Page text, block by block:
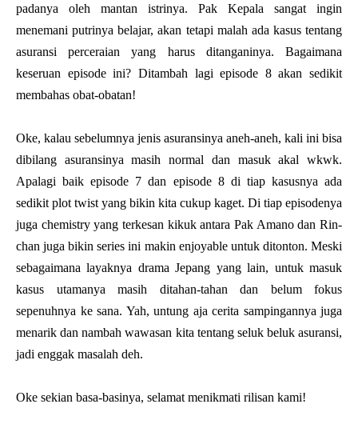
padanya oleh mantan istrinya. Pak Kepala sangat ingin
menemani putrinya belajar, akan tetapi malah ada kasus tentang
asuransi perceraian yang harus ditanganinya. Bagaimana
keseruan episode ini? Ditambah lagi episode 8 akan sedikit
membahas obat-obatan!
Oke, kalau sebelumnya jenis asuransinya aneh-aneh, kali ini bisa
dibilang asuransinya masih normal dan masuk akal wkwk.
Apalagi baik episode 7 dan episode 8 di tiap kasusnya ada
sedikit plot twist yang bikin kita cukup kaget. Di tiap episodenya
juga chemistry yang terkesan kikuk antara Pak Amano dan Rin-
chan juga bikin series ini makin enjoyable untuk ditonton. Meski
sebagaimana layaknya drama Jepang yang lain, untuk masuk
kasus utamanya masih ditahan-tahan dan belum fokus
sepenuhnya ke sana. Yah, untung aja cerita sampingannya juga
menarik dan nambah wawasan kita tentang seluk beluk asuransi,
jadi enggak masalah deh.
Oke sekian basa-basinya, selamat menikmati rilisan kami!